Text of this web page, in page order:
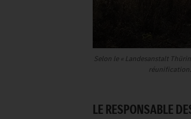
Selon le « Landesanstalt
LE RESPONSABLE